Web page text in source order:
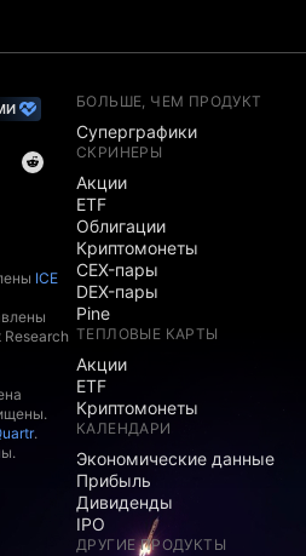
ICE
.
БОЛЬШЕ, ЧЕМ ПРОДУКТ
Суперграфики
СКРИНЕРЫ
Акции
ETF
Облигации
Криптомонеты
CEX-пары
DEX-пары
Pine
ТЕПЛОВЫЕ КАРТЫ
Акции
ETF
Криптомонеты
КАЛЕНДАРИ
Экономические данные
Прибыль
Дивиденды
IPO
ДРУГИЕ ПРОДУКТЫ